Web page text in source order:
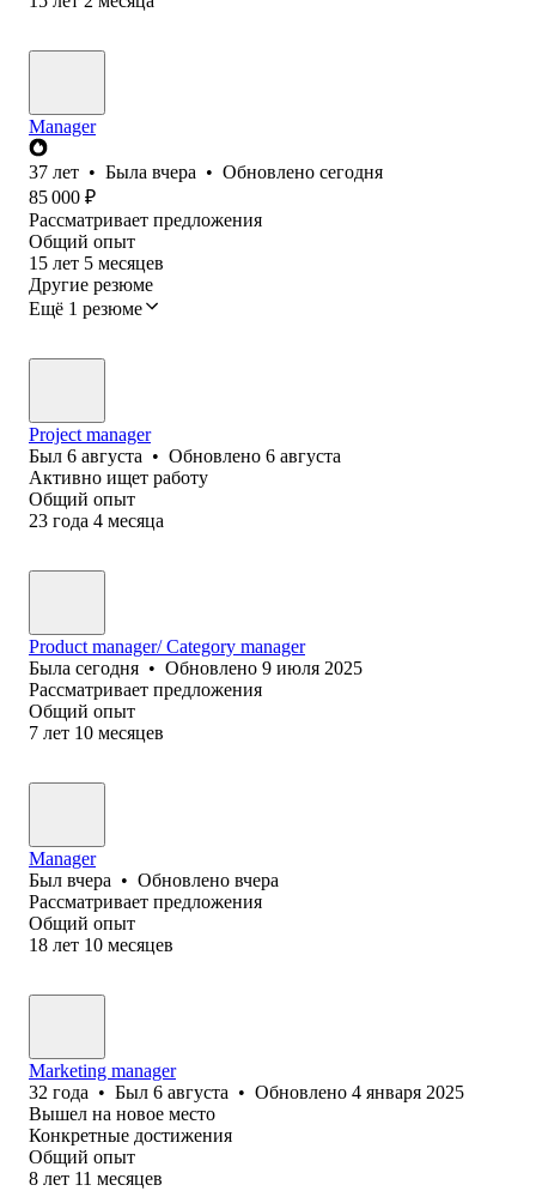
Manager
37 лет • Была вчера • Обновлено сегодня
85 000 ₽
Рассматривает предложения
Общий опыт
15 лет 5 месяцев
Другие резюме
Ещё 1 резюме
Project manager
Был 6 августа • Обновлено 6 августа
Активно ищет работу
Общий опыт
23 года 4 месяца
Product manager/ Category manager
Была сегодня • Обновлено 9 июля 2025
Рассматривает предложения
Общий опыт
7 лет 10 месяцев
Manager
Был вчера • Обновлено вчера
Рассматривает предложения
Общий опыт
18 лет 10 месяцев
Marketing manager
32 года • Был 6 августа • Обновлено 4 января 2025
Вышел на новое место
Конкретные достижения
Общий опыт
8 лет 11 месяцев